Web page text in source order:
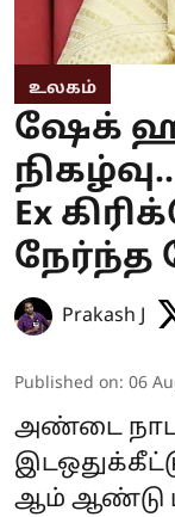
உலகம்
ஷேக்
Ex
நேர்ந்த
Prakash J
Published on: 06
அண்டை
ஆம் ஆண்டு